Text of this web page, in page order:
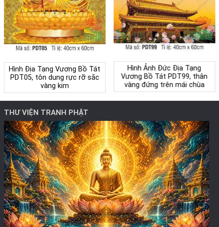
Hình Ảnh Đức Địa Tạng
Vương Bồ Tát PDT99, thân
vàng đứng trên mái chùa
Hình Địa Tạng Vương Bồ Tát
PDT05, tôn dung rực rỡ sắc
vàng kim
THƯ VIỆN TRANH PHẬT